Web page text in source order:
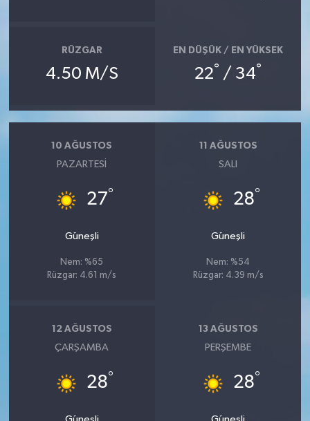
RÜZGAR
4.50 M/S
EN DÜŞÜK / EN YÜKSEK
22° / 34°
10 AĞUSTOS
PAZARTESI
27°
Güneşli
Nem: %65
Rüzgar: 4.61 m/s
11 AĞUSTOS
SALI
28°
Güneşli
Nem: %54
Rüzgar: 4.39 m/s
12 AĞUSTOS
ÇARŞAMBA
28°
13 AĞUSTOS
PERŞEMBE
28°